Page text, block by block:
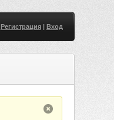
Регистрация| Вход